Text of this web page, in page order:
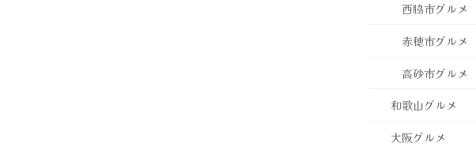
西脇市グルメ
赤穂市グルメ
高砂市グルメ
和歌山グルメ
大阪グルメ